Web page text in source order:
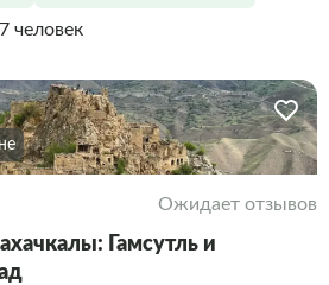
человек
Ожидает отзывов
Гамсутль и